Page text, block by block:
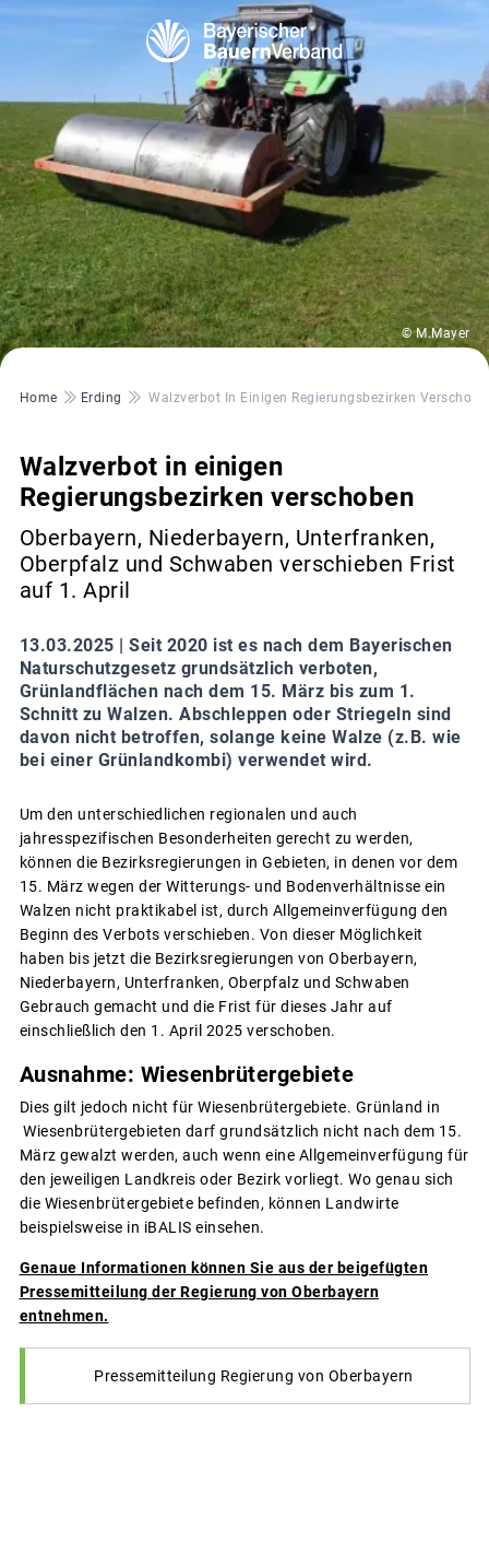
© M.Mayer
Pfadnavigation
Home Erding Walzverbot In Einigen Regierungsbezirken
Walzverbot in einigen
Regierungsbezirken verschoben
Oberbayern, Niederbayern, Unterfranken,
Oberpfalz und Schwaben verschieben Frist
auf 1. April
13.03.2025 | Seit 2020 ist es nach dem Bayerischen
Naturschutzgesetz grundsätzlich verboten,
Grünlandflächen nach dem 15. März bis zum 1.
Schnitt zu Walzen. Abschleppen oder Striegeln sind
davon nicht betroffen, solange keine Walze (z.B. wie
bei einer Grünlandkombi) verwendet wird.
Um den unterschiedlichen regionalen und auch
jahresspezifischen Besonderheiten gerecht zu werden,
können die Bezirksregierungen in Gebieten, in denen vor dem
15. März wegen der Witterungs- und Bodenverhältnisse ein
Walzen nicht praktikabel ist, durch Allgemeinverfügung den
Beginn des Verbots verschieben. Von dieser Möglichkeit
haben bis jetzt die Bezirksregierungen von Oberbayern,
Niederbayern, Unterfranken, Oberpfalz und Schwaben
Gebrauch gemacht und die Frist für dieses Jahr auf
einschließlich den 1. April 2025 verschoben.
Ausnahme: Wiesenbrütergebiete
Dies gilt jedoch nicht für Wiesenbrütergebiete. Grünland in
Wiesenbrütergebieten darf grundsätzlich nicht nach dem 15.
März gewalzt werden, auch wenn eine Allgemeinverfügung für
den jeweiligen Landkreis oder Bezirk vorliegt. Wo genau sich
die Wiesenbrütergebiete befinden, können Landwirte
beispielsweise in iBALIS einsehen.
Genaue Informationen können Sie aus der beigefügten
Pressemitteilung der Regierung von Oberbayern
entnehmen.
Pressemitteilung Regierung von Oberbayern